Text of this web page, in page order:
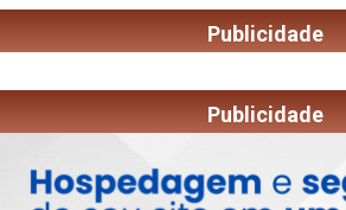
Publicidade
Publicidade